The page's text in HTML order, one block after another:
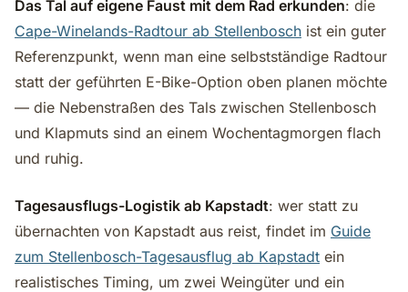
Das Tal auf eigene Faust mit dem Rad erkunden: die
Cape-Winelands-Radtour ab Stellenbosch ist ein guter
Referenzpunkt, wenn man eine selbstständige Radtour
statt der geführten E-Bike-Option oben planen möchte
— die Nebenstraßen des Tals zwischen Stellenbosch
und Klapmuts sind an einem Wochentagmorgen flach
und ruhig.
Tagesausflugs-Logistik ab Kapstadt: wer statt zu
übernachten von Kapstadt aus reist, findet im Guide
zum Stellenbosch-Tagesausflug ab Kapstadt ein
realistisches Timing, um zwei Weingüter und ein